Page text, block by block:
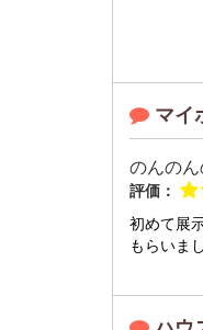
マイ
のんの
評価：
初めて展
もらいま